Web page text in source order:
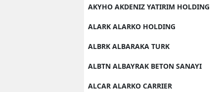
AKYHO AKDENIZ YATIRIM HOLDING
ALARK ALARKO HOLDING
ALBRK ALBARAKA TURK
ALBTN ALBAYRAK BETON SANAYI
ALCAR ALARKO CARRIER